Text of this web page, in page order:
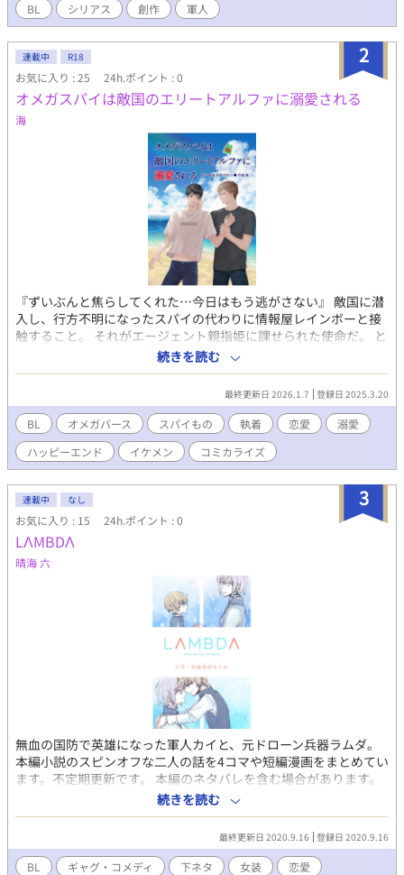
BL シリアス 創作 軍人
2
連載中 R18
お気に入り : 25 24h.ポイント : 0
オメガスパイは敵国のエリートアルファに溺愛される
海
『ずいぶんと焦らしてくれた…今日はもう逃がさない』 敵国に潜
入し、行方不明になったスパイの代わりに情報屋レインボーと接
触すること。 それがエージェント親指姫に課せられた使命だ。 と
ころがエリート軍人アルファ（攻）にロックオンされて、あっと
いう間に――!! 紳士の仮面を被った軍人（攻）と謎の秘密を隠し
持つ童顔青年（受）の溺愛ラブストーリー♡ 小説「オメガスパイ
は敵国のエリートアルファに溺愛される（壱度木里乃さん作）」
のコミカライズです。
続きを読む
最終更新日 2026.1.7 登録日 2025.3.20
BL オメガバース スパイもの 執着 恋愛
溺愛
ハッピーエンド
イケメン コミカライズ
3
連載中 なし
お気に入り : 15 24h.ポイント : 0
LΛMBDΛ
晴海 六
無血の国防で英雄になった軍人カイと、元ドローン兵器ラムダ。
本編小説のスピンオフな二人の話を4コマや短編漫画をまとめてい
ます。不定期更新です。 本編のネタバレを含む場合があります。
本編小説は大田さんのページで掲載されています。 ラムダの好意
はラムダの意志なのか。 是非合わせてご覧ください。↓↓↓
◆LΛMBDΛ::ドローン兵器は英雄をメス堕ちさせる野望を抱く
https://www.alphapolis.co.jp/novel/288656547/380370792
※※元小説はR18を含む作品のためご注意ください※※
続きを読む
最終更新日 2020.9.16 登録日 2020.9.16
BL ギャグ・コメディ 下ネタ 女装
恋愛